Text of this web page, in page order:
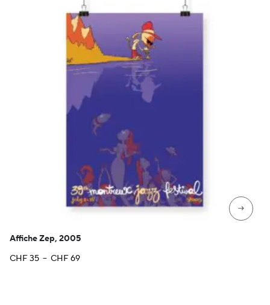
→
Affiche Zep, 2005
CHF35 – CHF69Plage